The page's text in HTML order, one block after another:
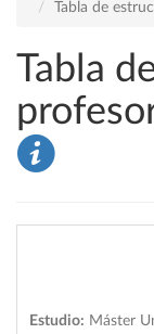
Tabla de
Tabla
Estudio: Máster